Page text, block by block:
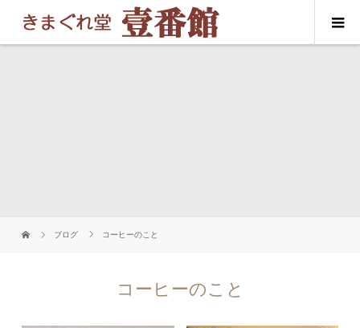
ブログ コーヒーのこと
コーヒーのこと